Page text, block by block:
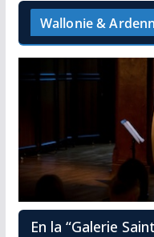
Wallonie &
En la “Galerie